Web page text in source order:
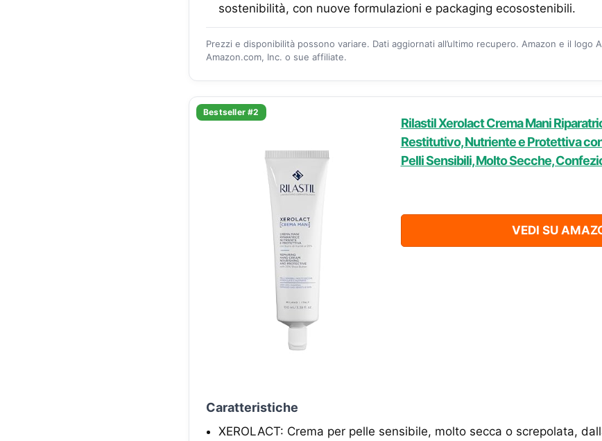
sostenibilità, con nuove formulazioni e packaging ecosostenibili.
Prezzi e disponibilità possono variare. Dati aggiornati all’ultimo recupero. Amazon e il logo
Amazon.com, Inc. o sue affiliate.
Bestseller #2
Rilastil Xerolact Crema Mani
Restitutivo, Nutriente e Protettiva
Pelli Sensibili, Molto Secche,
VEDI SU
Caratteristiche
XEROLACT: Crema per pelle sensibile, molto secca o screpolata,